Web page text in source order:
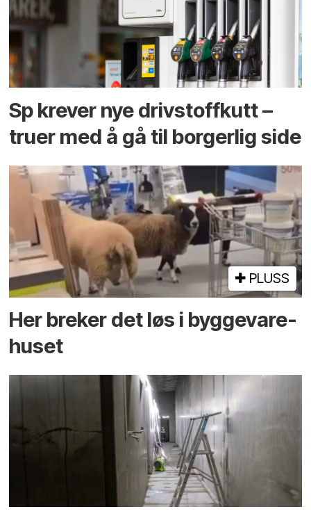
Sp krever nye drivstoffkutt –
truer med å gå til borgerlig side
PLUSS
Her breker det løs i bygge­vare­
huset